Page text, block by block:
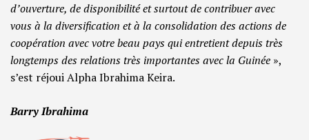
d’ouverture, de disponibilité et surtout de contribuer avec
vous à la diversification et à la consolidation des actions de
coopération avec votre beau pays qui entretient depuis très
longtemps des relations très importantes avec la Guinée »,
s’est réjoui Alpha Ibrahima Keira.
Barry Ibrahima